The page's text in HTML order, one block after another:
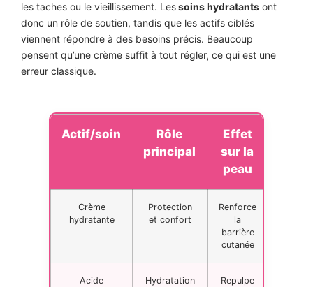
les taches ou le vieillissement. Lessoins hydratants ont
donc un rôle de soutien, tandis que les actifs ciblés
viennent répondre à des besoins précis. Beaucoup
pensent qu’une crème suffit à tout régler, ce qui est une
erreur classique.
Actif/soin
Rôle
principal
Effet
sur la
peau
Crème
hydratante
Protection
et confort
Renforce
la
barrière
cutanée
Acide
Hydratation
Repulpe